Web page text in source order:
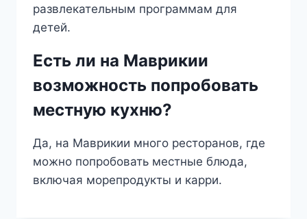
развлекательным программам для
детей.
Есть ли на Маврикии
возможность попробовать
местную кухню?
Да, на Маврикии много ресторанов, где
можно попробовать местные блюда,
включая морепродукты и карри.